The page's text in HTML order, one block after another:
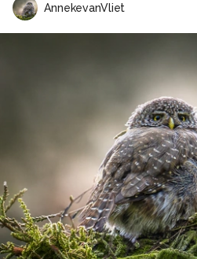
AnnekevanVliet